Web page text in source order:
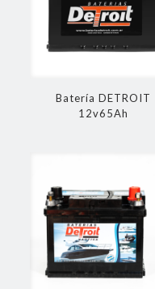
Batería DETROIT
12v65Ah